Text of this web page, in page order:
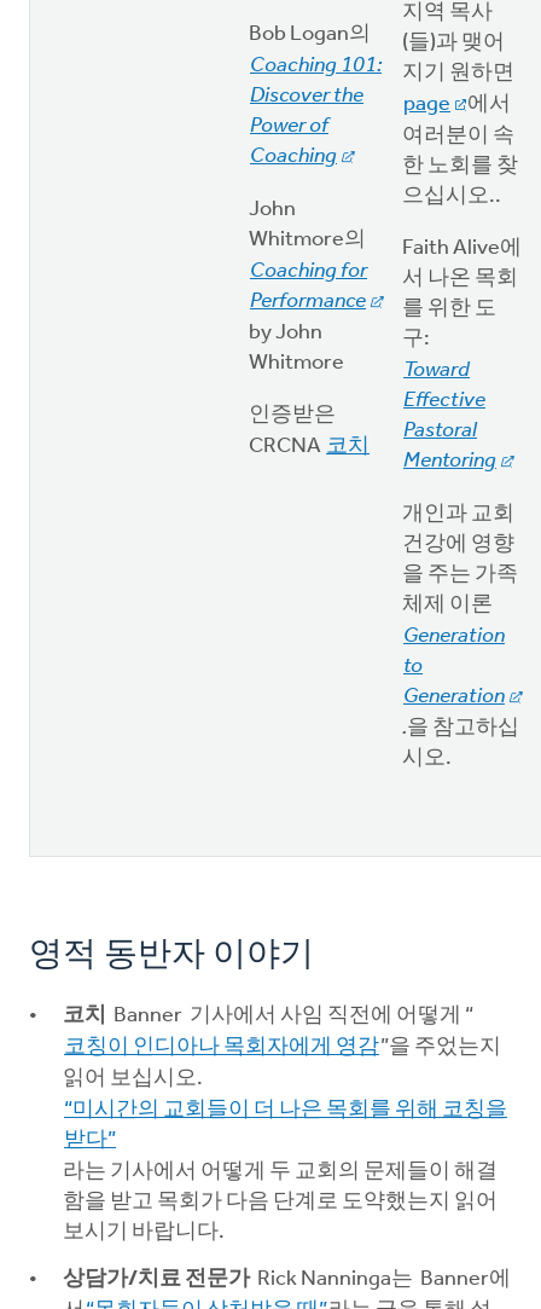
Bob Logan의
Coaching 101:
Discover the
Power of
Coaching
John
Whitmore의
Coaching for
Performance
by John
Whitmore
인증받은
CRCNA 코치
지역 목사
(들)과 맺어
지기 원하면
page
에서
여러분이 속
한 노회를 찾
으십시오..
Faith Alive에
서 나온 목회
를 위한 도
구:
Toward
Effective
Pastoral
Mentoring
개인과 교회
건강에 영향
을 주는 가족
체제 이론
Generation
to
Generation
.을 참고하십
시오.
영적 동반자 이야기
코치
Banner 기사에서 사임 직전에 어떻게 “
코칭이 인디아나 목회자에게 영감”을 주었는지
읽어 보십시오.
“미시간의 교회들이 더 나은 목회를 위해 코칭을
받다”
라는 기사에서 어떻게 두 교회의 문제들이 해결
함을 받고 목회가 다음 단계로 도약했는지 읽어
보시기 바랍니다.
상담가/치료 전문가Rick Nanninga는 Banner에